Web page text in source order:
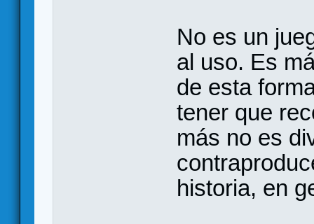
No es un
al uso. Es
de esta
tener que
más no es
historia, en